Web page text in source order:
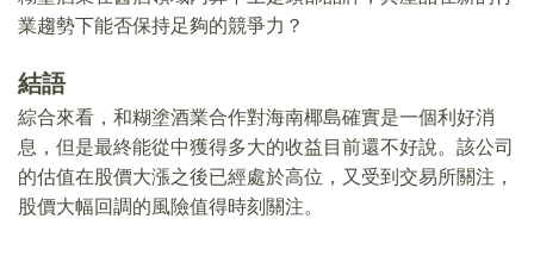
業趨勢下能否保持足夠的競爭力？
結語
綜合來看，和糊塗酒業合作對海南椰島確實是一個利好消
息，但是最終能從中獲得多大的收益目前還不好說。該公司
的估值在股價大漲之後已經處於高位，又受到交易所關注，
股價大幅回調的風險值得時刻關注。